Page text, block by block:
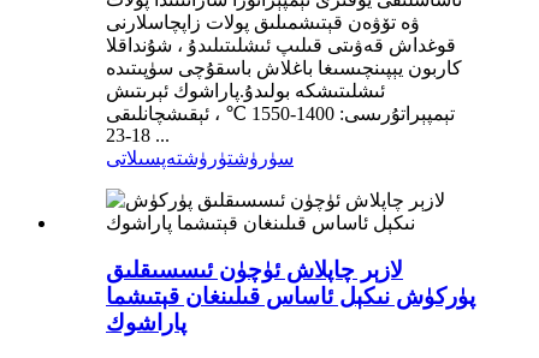
ۋە تۆۋەن قېتىشمىلىق پولات زاپچاسلارنى
قوغداش قەۋىتى قىلىپ ئىشلىتىلىدۇ ، شۇنداقلا
كاربون يېپىنچىسىغا باغلاش باسقۇچى سۈپىتىدە
ئىشلىتىشكە بولىدۇ.پاراشوك ئېرىتىش
تېمپېراتۇرىسى: 1400-1550 ℃ ، ئېقىشچانلىقى
18-23 ...
سۈرۈشتۈرۈشتەپسىلاتى
لازېر چاپلاش ئۈچۈن ئىسسىقلىق
پۈركۈش نىكېل ئاساس قىلىنغان قېتىشما
پاراشوك